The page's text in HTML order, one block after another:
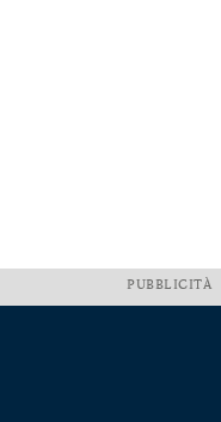
PUBBLICITÀ